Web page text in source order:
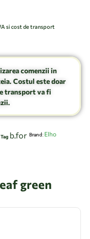
si cost de transport
comenzii in
Costul este doar
transport va fi
Tag b.for Brand: Elho
green